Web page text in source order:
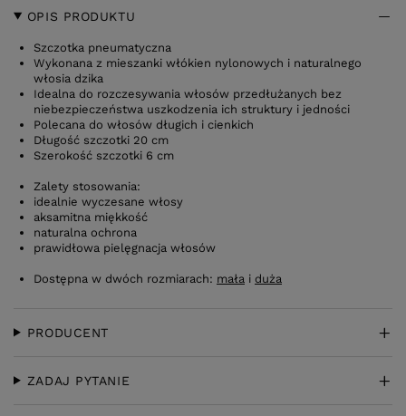
OPIS PRODUKTU
Szczotka pneumatyczna
Wykonana z mieszanki włókien nylonowych i naturalnego
włosia dzika
Idealna do rozczesywania włosów przedłużanych bez
niebezpieczeństwa uszkodzenia ich struktury i jedności
Polecana do włosów długich i cienkich
Długość szczotki 20 cm
Szerokość szczotki 6 cm
Zalety stosowania:
idealnie wyczesane włosy
aksamitna miękkość
naturalna ochrona
prawidłowa pielęgnacja włosów
Dostępna w dwóch rozmiarach: mała i duża
PRODUCENT
ZADAJ PYTANIE